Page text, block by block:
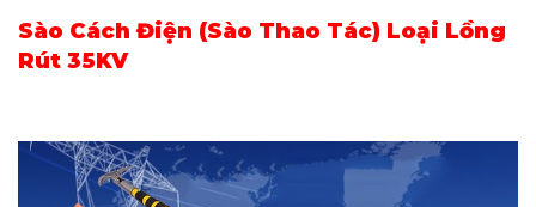
Sào Cách Điện (Sào Thao Tác) Loại Lồng
Rút 35KV